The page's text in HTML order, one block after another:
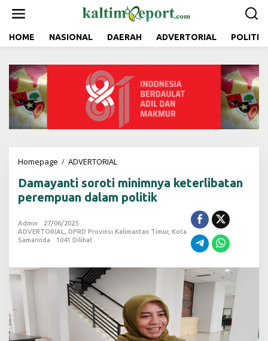
t
HOME NASIONAL DAERAH ADVERTORIAL POLITIK
Homepage / ADVERTORIAL
m
a
y
t
o
t
m
i
Damayanti soroti minimnya keterlibatan
perempuan dalam politik
Admin
27/06/2025
ADVERTORIAL
DPRD Provinsi Kalimantan Timur, Kota
Samarinda
1041 Dilihat